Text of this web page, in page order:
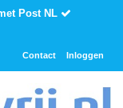
Post NL
Inloggen
Contact